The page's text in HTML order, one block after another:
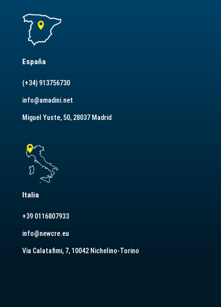
España
(+34) 913756730
info@amadini.net
Miguel Yuste, 50, 28037 Madrid
Italia
+39 0116807933
info@newcre.eu
Via Calatafimi, 7, 10042 Nichelino-Torino